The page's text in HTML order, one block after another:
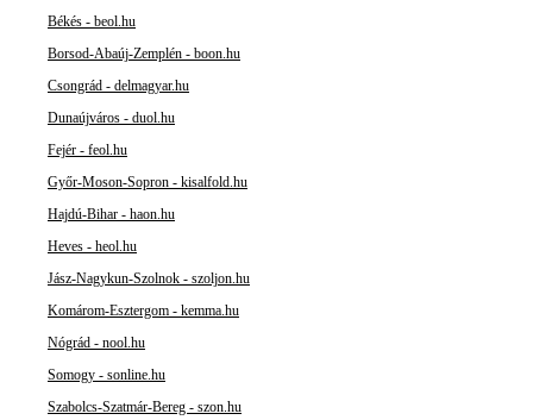
Békés - beol.hu
Borsod-Abaúj-Zemplén - boon.hu
Csongrád - delmagyar.hu
Dunaújváros - duol.hu
Fejér - feol.hu
Győr-Moson-Sopron - kisalfold.hu
Hajdú-Bihar - haon.hu
Heves - heol.hu
Jász-Nagykun-Szolnok - szoljon.hu
Komárom-Esztergom - kemma.hu
Nógrád - nool.hu
Somogy - sonline.hu
Szabolcs-Szatmár-Bereg - szon.hu